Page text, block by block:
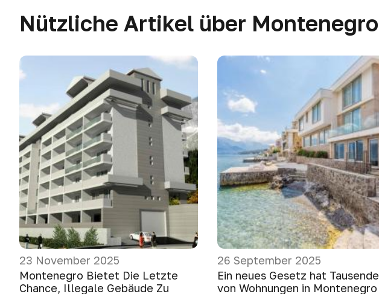
Nützliche Artikel über Montenegro
23 November 2025
Montenegro Bietet Die Letzte
Chance, Illegale Gebäude Zu
26 September 2025
Ein neues Gesetz hat Tausende
von Wohnungen in Montenegro